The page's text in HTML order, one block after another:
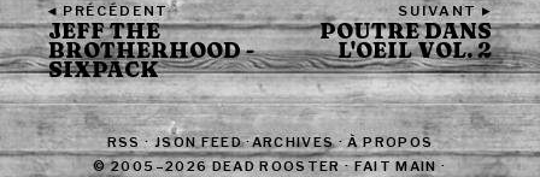
◂ PRÉCÉDENT
JEFF THE
BROTHERHOOD -
SIXPACK
SUIVANT ▸
POUTRE DANS
L'OEIL VOL. 2
RSS·JSON FEED·ARCHIVES·À PROPOS
© 2005–2026 DEAD ROOSTER · FAIT MAIN ·